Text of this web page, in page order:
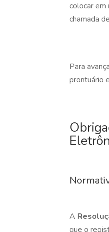
colocar em
chamada
Para
prontuário
A
que o